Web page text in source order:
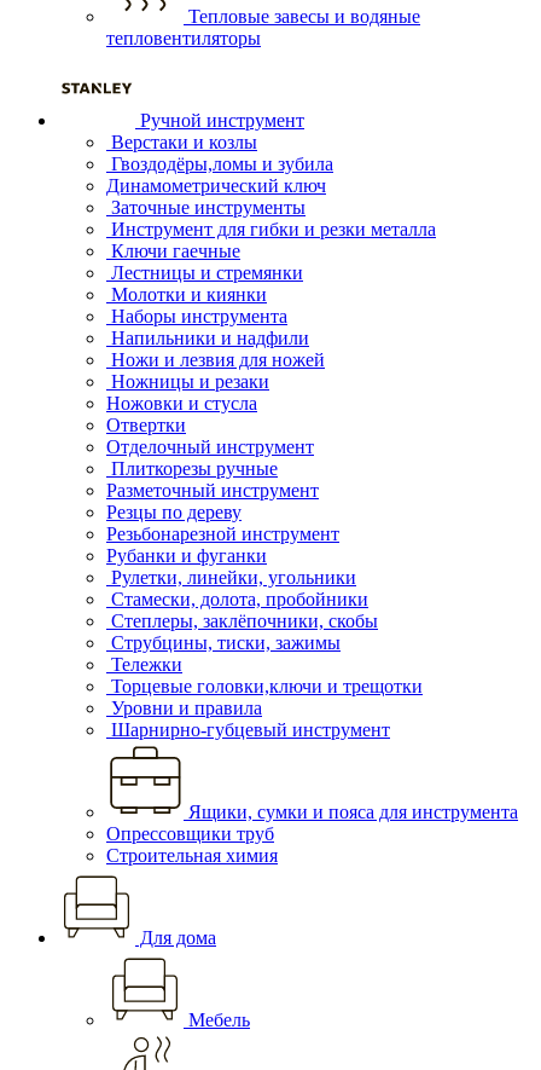
Тепловые завесы и водяные
тепловентиляторы
Ручной инструмент
Верстаки и козлы
Гвоздодёры,ломы и зубила
Динамометрический ключ
Заточные инструменты
Инструмент для гибки и резки металла
Ключи гаечные
Лестницы и стремянки
Молотки и киянки
Наборы инструмента
Напильники и надфили
Ножи и лезвия для ножей
Ножницы и резаки
Ножовки и стусла
Отвертки
Отделочный инструмент
Плиткорезы ручные
Разметочный инструмент
Резцы по дереву
Резьбонарезной инструмент
Рубанки и фуганки
Рулетки, линейки, угольники
Стамески, долота, пробойники
Степлеры, заклёпочники, скобы
Струбцины, тиски, зажимы
Тележки
Торцевые головки,ключи и трещотки
Уровни и правила
Шарнирно-губцевый инструмент
Ящики, сумки и пояса для инструмента
Опрессовщики труб
Строительная химия
Для дома
Мебель